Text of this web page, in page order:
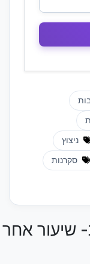
ניצוץ
סקרנות
שיעור אחר